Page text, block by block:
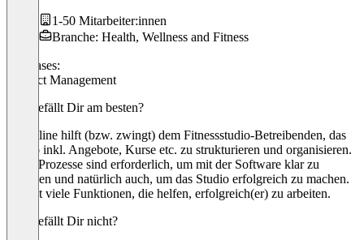
1-50 Mitarbeiter:innen
Branche: Health, Wellness and Fitness
Use cases:
Product Management
Was gefällt Dir am besten?
Magicline hilft (bzw. zwingt) dem Fitnessstudio-Betreibenden, das
Studio inkl. Angebote, Kurse etc. zu strukturieren und organisieren.
Klare Prozesse sind erforderlich, um mit der Software klar zu
kommen und natürlich auch, um das Studio erfolgreich zu machen.
Es gibt viele Funktionen, die helfen, erfolgreich(er) zu arbeiten.
Was gefällt Dir nicht?